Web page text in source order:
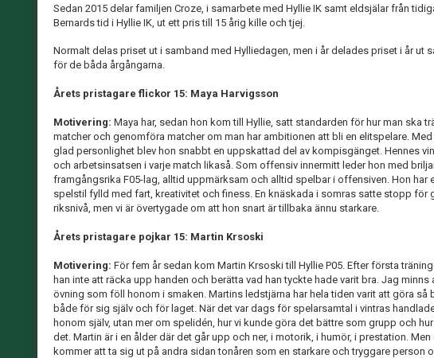
Sedan 2015 delar familjen Croze, i samarbete med Hyllie IK samt eldsjälar från
Bernards tid i Hyllie IK, ut ett pris till 15 årig kille och tjej.
Normalt delas priset ut i samband med Hylliedagen, men i år delades priset i år ut
för de båda årgångarna.
Årets pristagare flickor 15: Maya Harvigsson
Motivering: Maya har, sedan hon kom till Hyllie, satt standarden för hur man ska
matcher och genomföra matcher om man har ambitionen att bli en elitspelare.
glad personlighet blev hon snabbt en uppskattad del av kompisgänget. Hennes
och arbetsinsatsen i varje match likaså. Som offensiv innermitt leder hon med
framgångsrika F05-lag, alltid uppmärksam och alltid spelbar i offensiven. Hon har
spelstil fylld med fart, kreativitet och finess. En knäskada i somras satte stopp för
riksnivå, men vi är övertygade om att hon snart är tillbaka ännu starkare.
Årets pristagare pojkar 15: Martin Krsoski
Motivering: För fem år sedan kom Martin Krsoski till Hyllie P05. Efter första
han inte att räcka upp handen och berätta vad han tyckte hade varit bra. Jag minns
övning som föll honom i smaken. Martins ledstjärna har hela tiden varit att göra så
både för sig själv och för laget. När det var dags för spelarsamtal i vintras
honom själv, utan mer om spelidén, hur vi kunde göra det bättre som grupp och
det. Martin är i en ålder där det går upp och ner, i motorik, i humör, i prestation.
kommer att ta sig ut på andra sidan tonåren som en starkare och tryggare person